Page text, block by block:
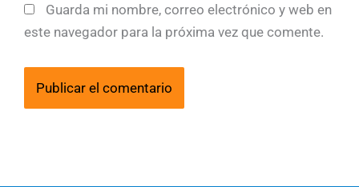
Guarda mi nombre, correo electrónico y web en
este navegador para la próxima vez que comente.